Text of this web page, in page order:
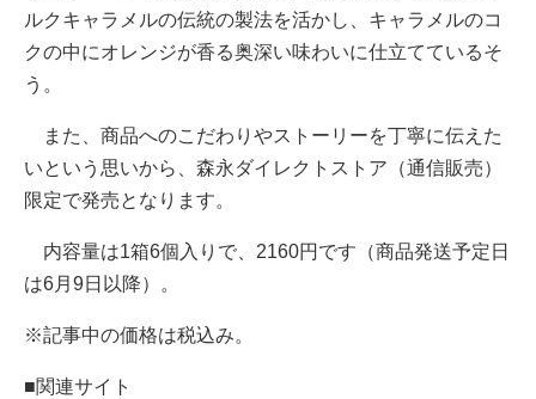
ルクキャラメルの伝統の製法を活かし、キャラメルのコ
クの中にオレンジが香る奥深い味わいに仕立てているそ
う。
また、商品へのこだわりやストーリーを丁寧に伝えた
いという思いから、森永ダイレクトストア（通信販売）
限定で発売となります。
内容量は1箱6個入りで、2160円です（商品発送予定日
は6月9日以降）。
※記事中の価格は税込み。
■関連サイト